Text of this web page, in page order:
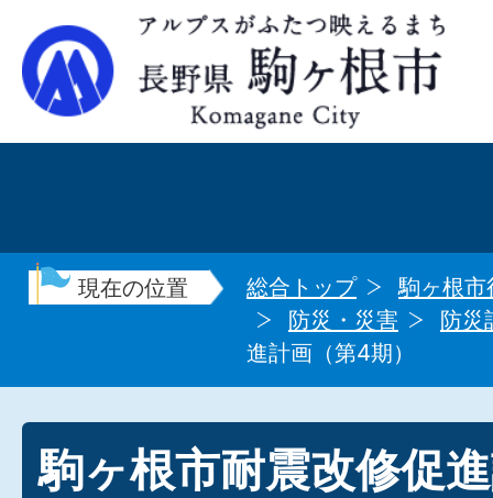
現在の位置 総合トップ
駒ヶ根市
防災・災害
防災
進計画（第4期）
駒ヶ根市耐震改修促